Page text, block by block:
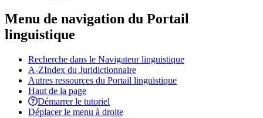
Menu de navigation du Portail
linguistique
Recherche dans le Navigateur linguistique
A-ZIndex du Juridictionnaire
Autres ressources du Portail linguistique
Haut de la page
Démarrer le tutoriel
Déplacer le menu à droite